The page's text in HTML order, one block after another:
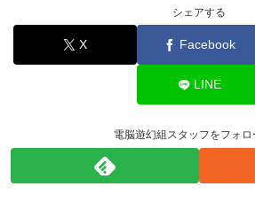
シェアする
X Facebook
LINE
電脳遊幻組スタッフをフォロ